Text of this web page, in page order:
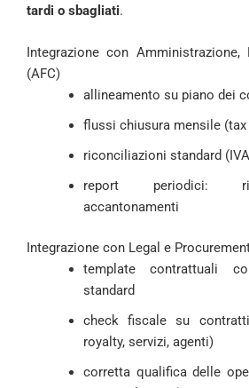
tardi o sbagliati.
Integrazione con Amministrazione,
(AFC)
allineamento su piano dei
flussi chiusura mensile
riconciliazioni standard
report periodici:
accantonamenti
Integrazione con Legal e
template contrattuali
standard
check fiscale su
royalty, servizi, agenti)
corretta qualifica delle